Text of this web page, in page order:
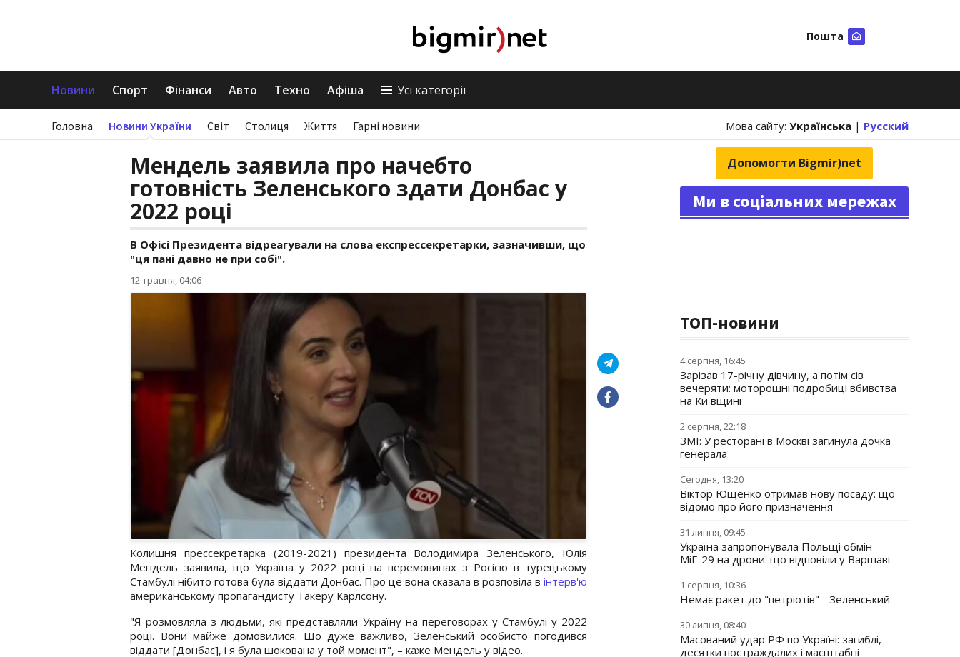
Пошта
Новини Спорт Фінанси Авто Техно Афіша Усі категорії
Головна Новини України Світ Столиця Життя Гарні новини Мова сайту: Українська | Русский
Мендель заявила про начебто
готовність Зеленського здати Донбас у
2022 році
В Офісі Президента відреагували на слова експрессекретарки, зазначивши, що
"ця пані давно не при собі".
12 травня, 04:06
Колишня прессекретарка (2019-2021) президента Володимира Зеленського, Юлія
Мендель заявила, що Україна у 2022 році на перемовинах з Росією в турецькому
Стамбулі нібито готова була віддати Донбас. Про це вона сказала в розповіла в інтерв'ю
американському пропагандисту Такеру Карлсону.
"Я розмовляла з людьми, які представляли Україну на переговорах у Стамбулі у 2022
році. Вони майже домовилися. Що дуже важливо, Зеленський особисто погодився
віддати [Донбас], і я була шокована у той момент", – каже Мендель у відео.
Допомогти Bigmir)net
Ми в соціальних мережах
ТОП-новини
4 серпня, 16:45
Зарізав 17-річну дівчину, а потім сів
вечеряти: моторошні подробиці вбивства
на Київщині
2 серпня, 22:18
ЗМІ: У ресторані в Москві загинула дочка
генерала
Сегодня, 13:20
Віктор Ющенко отримав нову посаду: що
відомо про його призначення
31 липня, 09:45
Україна запропонувала Польщі обмін
МіГ-29 на дрони: що відповіли у Варшаві
1 серпня, 10:36
Немає ракет до "петріотів" - Зеленський
30 липня, 08:40
Масований удар РФ по Україні: загиблі,
десятки постраждалих і масштабні